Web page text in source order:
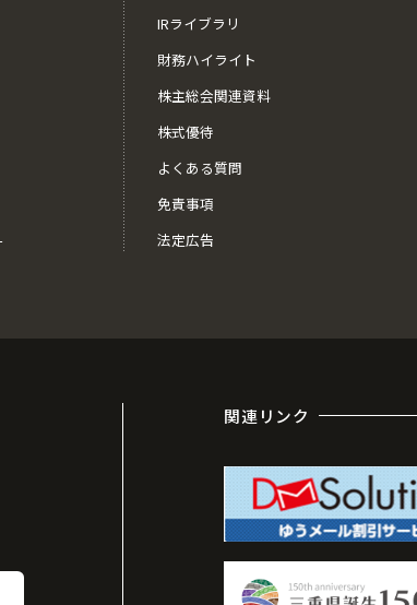
IRライブラリ
財務ハイライト
株主総会関連資料
株式優待
よくある質問
免責事項
法定広告
関連リンク